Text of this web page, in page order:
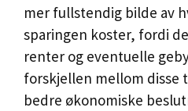
mer fullstendig bilde av
sparingen koster, fordi
renter og eventuelle
forskjellen mellom disse
bedre økonomiske